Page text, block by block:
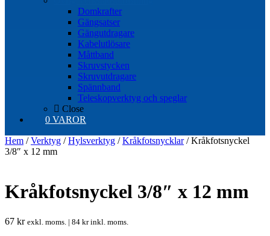
Domkrafter
Gängsatser
Gängutdragare
Kabelutlösare
Måttband
Skruvstycken
Skruvutdragare
Spännband
Teleskopverktyg och speglar
Close
0 VAROR
Hem /Verktyg /Hylsverktyg /Kråkfotsnycklar/ Kråkfotsnyckel
3/8″ x 12 mm
Kråkfotsnyckel 3/8″ x 12 mm
67 kr exkl. moms. | 84 krinkl. moms.